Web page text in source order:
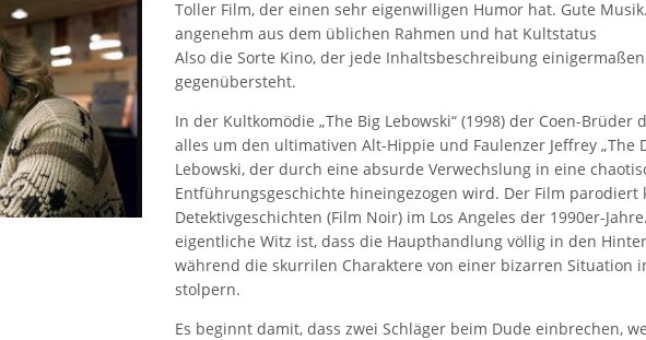
Toller Film, der einen sehr eigenwilligen Humor hat. Gute
angenehm aus dem üblichen Rahmen und hat Kultstatus
Also die Sorte Kino, der jede Inhaltsbeschreibung
gegenübersteht.
In der Kultkomödie „The Big Lebowski“ (1998) der Coen-Brüder
alles um den ultimativen Alt-Hippie und Faulenzer Jeffrey „The
Lebowski, der durch eine absurde Verwechslung in eine
Entführungsgeschichte hineingezogen wird. Der Film parodiert
Detektivgeschichten (Film Noir) im Los Angeles der 1990er-
eigentliche Witz ist, dass die Haupthandlung völlig in den
während die skurrilen Charaktere von einer bizarren Situation
stolpern.
Es beginnt damit, dass zwei Schläger beim Dude einbrechen,